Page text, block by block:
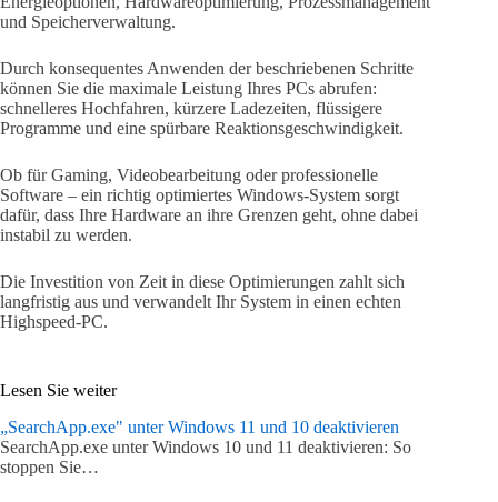
und Speicherverwaltung.
Durch konsequentes Anwenden der beschriebenen Schritte
können Sie die maximale Leistung Ihres PCs abrufen:
schnelleres Hochfahren, kürzere Ladezeiten, flüssigere
Programme und eine spürbare Reaktionsgeschwindigkeit.
Ob für Gaming, Videobearbeitung oder professionelle
Software – ein richtig optimiertes Windows-System sorgt
dafür, dass Ihre Hardware an ihre Grenzen geht, ohne dabei
instabil zu werden.
Die Investition von Zeit in diese Optimierungen zahlt sich
langfristig aus und verwandelt Ihr System in einen echten
Highspeed-PC.
Lesen Sie weiter
„SearchApp.exe" unter Windows 11 und 10 deaktivieren
SearchApp.exe unter Windows 10 und 11 deaktivieren: So
stoppen Sie…